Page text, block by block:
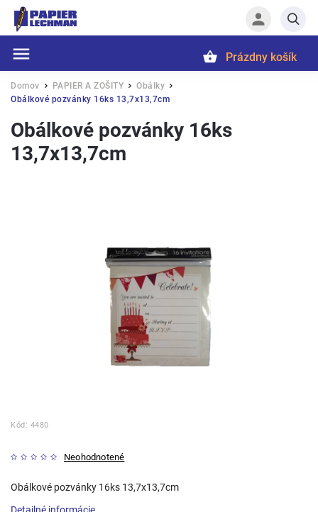
Prázdny košík
Domov / PAPIER A ZOŠITY / Obálky /
Obálkové pozvánky 16ks 13,7x13,7cm
Obálkové pozvánky 16ks
13,7x13,7cm
Kód: 4480
Neohodnotené
Obálkové pozvánky 16ks 13,7x13,7cm
Detailné informácie